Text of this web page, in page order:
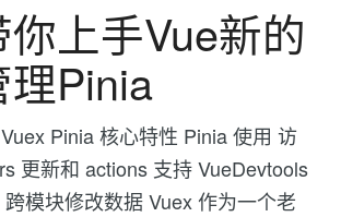
上手Vue新的
Pinia
Pinia 核心特性 Pinia 使用 访
更新和 actions 支持 VueDevtools
模块修改数据 Vuex 作为一个老